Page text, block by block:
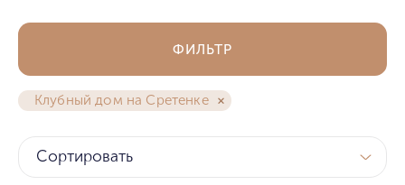
Клубный дом на Сретенке
ФИЛЬТР
Сортировать